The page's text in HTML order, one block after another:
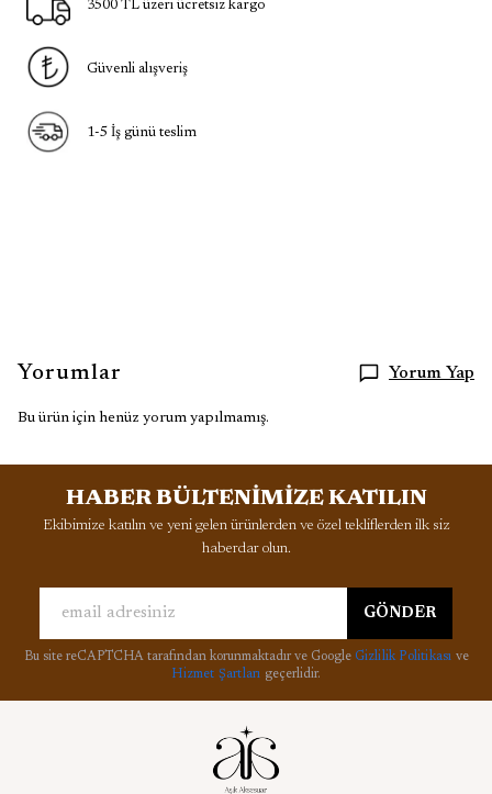
3500 TL üzeri ücretsiz kargo
Güvenli alışveriş
1-5 İş günü teslim
Yorumlar Yorum Yap
Bu ürün için henüz yorum yapılmamış.
HABER BÜLTENİMİZE KATILIN
Ekibimize katılın ve yeni gelen ürünlerden ve özel tekliflerden ilk siz
haberdar olun.
GÖNDER
Bu site reCAPTCHA tarafından korunmaktadır ve Google Gizlilik Politikası ve
Hizmet Şartları geçerlidir.